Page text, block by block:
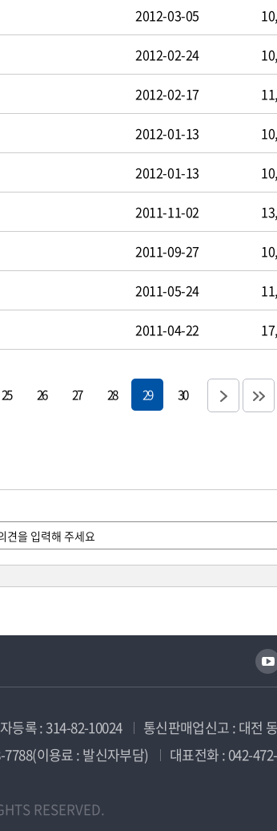
2012-03-05
2012-02-24
2012-02-17
2012-01-13
2012-01-13
2011-11-02
2011-09-27
2011-05-24
2011-04-22
25 26 27 28 29 30
등록 : 314-82-10024
통신판매업신고 : 대전
7788(이용료 : 발신자부담)
대표전화 : 042-
RESERVED.